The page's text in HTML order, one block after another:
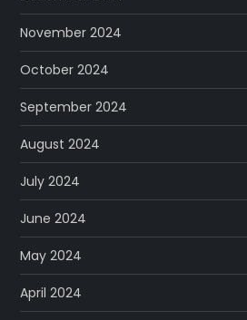
November 2024
October 2024
September 2024
August 2024
July 2024
June 2024
May 2024
April 2024